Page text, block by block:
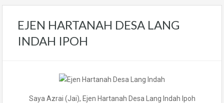
EJEN HARTANAH DESA LANG
INDAH IPOH
Saya Azrai (Jai), Ejen Hartanah Desa Lang Indah Ipoh